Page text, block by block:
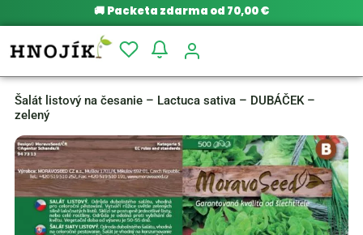
🚚 Packeta zdarma od 70,00 €
Šalát listový na česanie – Lactuca sativa – DUBÁČEK –
zelený